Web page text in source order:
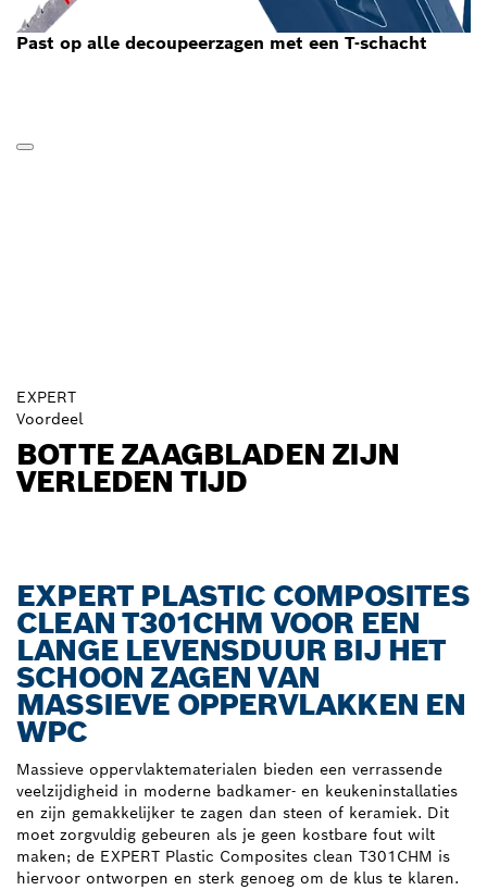
Past op alle decoupeerzagen met een T-schacht
EXPERT
Voordeel
BOTTE ZAAGBLADEN ZIJN
VERLEDEN TIJD
EXPERT PLASTIC COMPOSITES
CLEAN T301CHM VOOR EEN
LANGE LEVENSDUUR BIJ HET
SCHOON ZAGEN VAN
MASSIEVE OPPERVLAKKEN EN
WPC
Massieve oppervlaktematerialen bieden een verrassende
veelzijdigheid in moderne badkamer- en keukeninstallaties
en zijn gemakkelijker te zagen dan steen of keramiek. Dit
moet zorgvuldig gebeuren als je geen kostbare fout wilt
maken; de EXPERT Plastic Composites clean T301CHM is
hiervoor ontworpen en sterk genoeg om de klus te klaren.